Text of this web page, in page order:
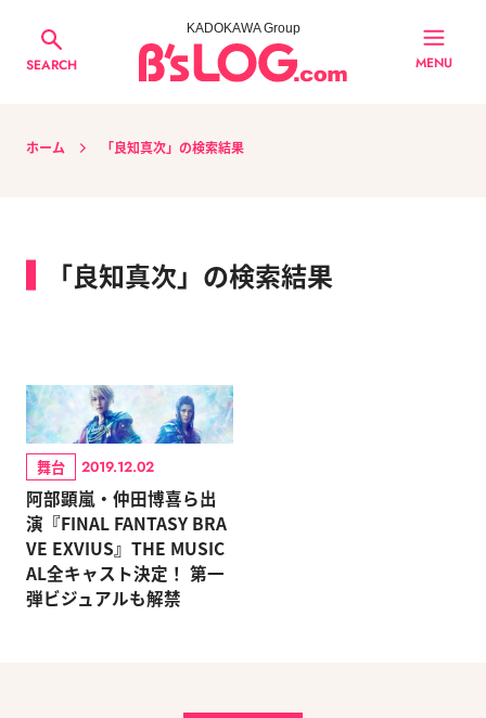
SEARCH
KADOKAWA Group
MENU
ホーム 「良知真次」の検索結果
「良知真次」の検索結果
舞台 2019.12.02
阿部顕嵐・仲田博喜ら出
演『FINAL FANTASY BRA
VE EXVIUS』THE MUSIC
AL全キャスト決定！ 第一
弾ビジュアルも解禁